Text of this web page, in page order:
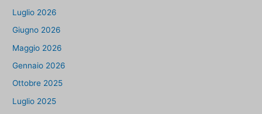
Luglio 2026
Giugno 2026
Maggio 2026
Gennaio 2026
Ottobre 2025
Luglio 2025